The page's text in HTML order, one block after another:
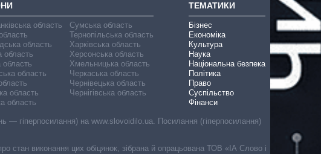
область
область
область
область
область
область
область
Сумська область
Тернопільська область
Харківська область
Херсонська область
Хмельницька область
Черкаська область
Чернівецька область
Чернігівська область
ТЕМАТИКИ
Бізнес
Економіка
Культура
Наука
Національна безпека
Політика
Право
Суспільство
Фінанси
— гіперпосилання) на www.slovoidilo.ua. Посилання (гіперпосилання)
стан виконання цих обіцянок, зібрана й опрацьована ТОВ «ІА Слово і